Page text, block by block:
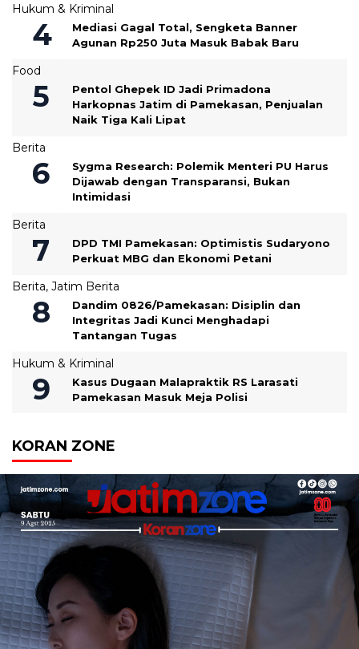
Hukum & Kriminal
Mediasi Gagal Total, Sengketa Banner
Agunan Rp250 Juta Masuk Babak Baru
Food
Pentol Ghepek ID Jadi Primadona
Harkopnas Jatim di Pamekasan, Penjualan
Naik Tiga Kali Lipat
Berita
Sygma Research: Polemik Menteri PU Harus
Dijawab dengan Transparansi, Bukan
Intimidasi
Berita
DPD TMI Pamekasan: Optimistis Sudaryono
Perkuat MBG dan Ekonomi Petani
Berita, Jatim Berita
‎Dandim 0826/Pamekasan: Disiplin dan
Integritas Jadi Kunci Menghadapi
Tantangan Tugas
Hukum & Kriminal
Kasus Dugaan Malapraktik RS Larasati
Pamekasan Masuk Meja Polisi
KORAN ZONE